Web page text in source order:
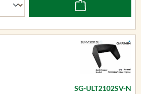
SG-ULT2102SV-N